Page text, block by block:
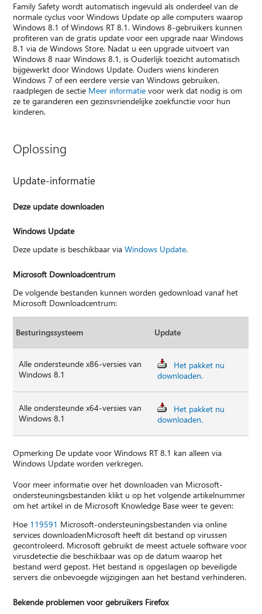
Family Safety wordt automatisch ingevuld als onderdeel van de
normale cyclus voor Windows Update op alle computers waarop
Windows 8.1 of Windows RT 8.1. Windows 8-gebruikers kunnen
profiteren van de gratis update voor een upgrade naar Windows
8.1 via de Windows Store. Nadat u een upgrade uitvoert van
Windows 8 naar Windows 8.1, is Ouderlijk toezicht automatisch
bijgewerkt door Windows Update. Ouders wiens kinderen
Windows 7 of een eerdere versie van Windows gebruiken,
raadplegen de sectie Meer informatie voor werk dat nodig is om
ze te garanderen een gezinsvriendelijke zoekfunctie voor hun
kinderen.
Oplossing
Update-informatie
Deze update downloaden
Windows Update
Deze update is beschikbaar viaWindows Update.
Microsoft Downloadcentrum
De volgende bestanden kunnen worden gedownload vanaf het
Microsoft Downloadcentrum:
Besturingssysteem Update
Alle ondersteunde x86-versies van
Windows 8.1
Het pakket nu
downloaden.
Alle ondersteunde x64-versies van
Windows 8.1
Het pakket nu
downloaden.
Opmerking De update voor Windows RT 8.1 kan alleen via
Windows Update worden verkregen.
Voor meer informatie over het downloaden van Microsoft-
ondersteuningsbestanden klikt u op het volgende artikelnummer
om het artikel in de Microsoft Knowledge Base weer te geven:
Hoe 119591 Microsoft-ondersteuningsbestanden via online
services downloadenMicrosoft heeft dit bestand op virussen
gecontroleerd. Microsoft gebruikt de meest actuele software voor
virusdetectie die beschikbaar was op de datum waarop het
bestand werd gepost. Het bestand is opgeslagen op beveiligde
servers die onbevoegde wijzigingen aan het bestand verhinderen.
Bekende problemen voor gebruikers Firefox